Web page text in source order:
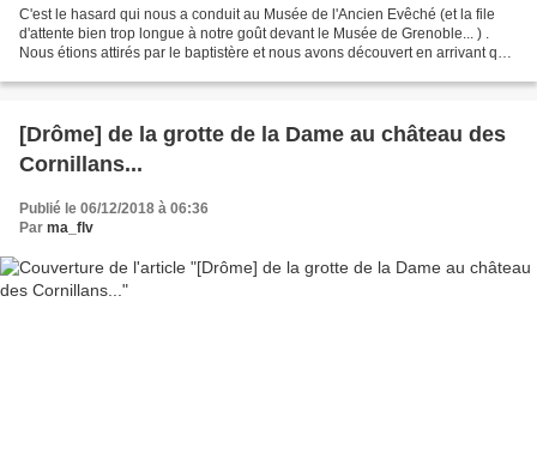
C'est le hasard qui nous a conduit au Musée de l'Ancien Evêché (et la file
d'attente bien trop longue à notre goût devant le Musée de Grenoble... ) .
Nous étions attirés par le baptistère et nous avons découvert en arrivant qu'il
[Drôme] de la grotte de la Dame au château des
Cornillans...
Publié le 06/12/2018 à 06:36
Par ma_flv